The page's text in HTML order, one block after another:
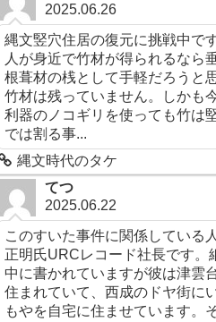
2025.06.26
縄文竪穴住居の復元に挑戦中
人が身近で竹材が得られるなら
根葺材の桟として手軽だろうと
竹材は残っていません。しか
利器のノコギリを使っても竹は
では割る事...
縄文時代のタケ
てつ
2025.06.22
このすいた事件に関係している
正明氏URCレコード社長です。
中に書かれていますが彼は津雲
住まれていて、西成のドヤ街に
もやを自宅に住ませています。